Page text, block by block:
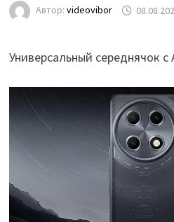
Автор: videovibor
Универсальный середнячок с